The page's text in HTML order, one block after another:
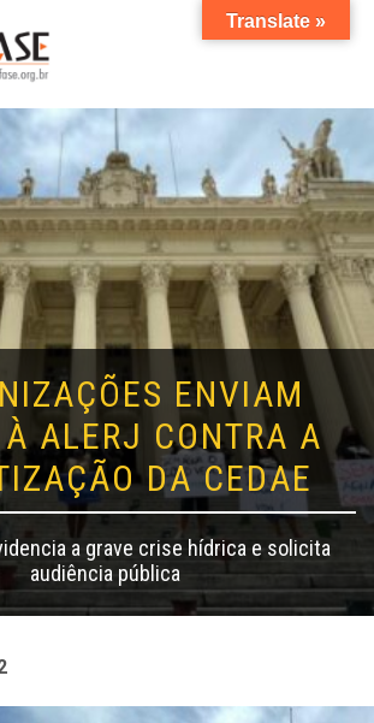
ENVIAM
À ALERJ CONTRA A
DA CEDAE
a grave crise hídrica e solicita
audiência pública
Translate »